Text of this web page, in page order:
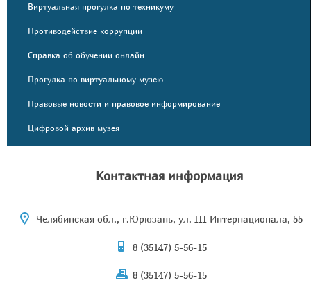
Виртуальная прогулка по техникуму
Противодействие коррупции
Справка об обучении онлайн
Прогулка по виртуальному музею
Правовые новости и правовое информирование
Цифровой архив музея
Контактная информация
Челябинская обл., г.Юрюзань, ул. III Интернационала, 55
8 (35147) 5-56-15
8 (35147) 5-56-15